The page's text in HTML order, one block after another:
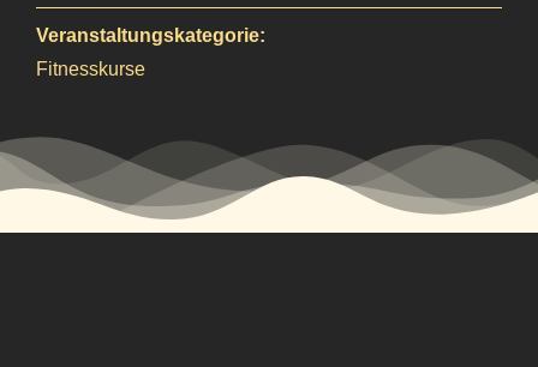
Veranstaltungskategorie:
Fitnesskurse